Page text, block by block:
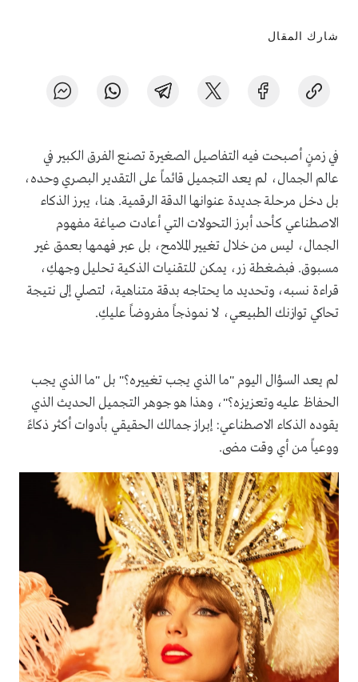
شارك المقال
في زمنٍ أصبحت فيه التفاصيل الصغيرة تصنع الفرق الكبير في
عالم الجمال، لم يعد التجميل قائماً على التقدير البصري وحده،
بل دخل مرحلة جديدة عنوانها الدقة الرقمية. هنا، يبرز الذكاء
الاصطناعي كأحد أبرز التحولات التي أعادت صياغة مفهوم
الجمال، ليس من خلال تغيير الملامح، بل عبر فهمها بعمق غير
مسبوق. فبضغطة زر، يمكن للتقنيات الذكية تحليل وجهكِ،
قراءة نسبه، وتحديد ما يحتاجه بدقة متناهية، لتصلي إلى نتيجة
تحاكي توازنك الطبيعي، لا نموذجاً مفروضاً عليكِ.
لم يعد السؤال اليوم "ما الذي يجب تغييره؟" بل "ما الذي يجب
الحفاظ عليه وتعزيزه؟"، وهذا هو جوهر التجميل الحديث الذي
يقوده الذكاء الاصطناعي: إبراز جمالك الحقيقي بأدوات أكثر ذكاءً
ووعياً من أي وقت مضى.